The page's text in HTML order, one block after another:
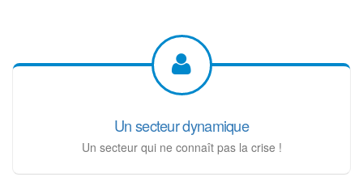
Un secteur dynamique
Un secteur qui ne connaît pas la crise !